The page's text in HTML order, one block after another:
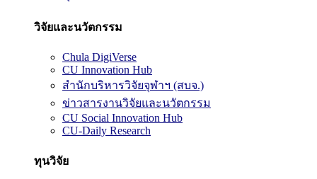
วิจัยและนวัตกรรม
Chula DigiVerse
CU Innovation Hub
สำนักบริหารวิจัยจุฬาฯ (สบจ.)
ข่าวสารงานวิจัยและนวัตกรรม
CU Social Innovation Hub
CU-Daily Research
ทุนวิจัย